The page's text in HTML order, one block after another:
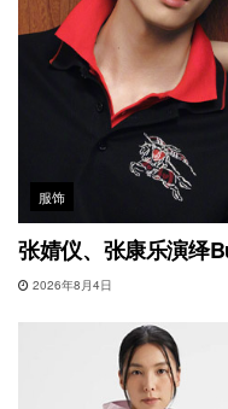
服饰
张婧仪、张康乐演绎
2026年8月4日